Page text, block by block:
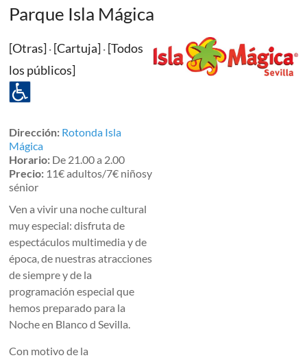
Parque Isla Mágica
[Otras] · [Cartuja] · [Todos
los públicos]
Dirección: Rotonda Isla
Mágica
Horario: De 21.00 a 2.00
Precio: 11€ adultos/7€ niñosy
sénior
Ven a vivir una noche cultural
muy especial: disfruta de
espectáculos multimedia y de
época, de nuestras atracciones
de siempre y de la
programación especial que
hemos preparado para la
Noche en Blanco d Sevilla.
Con motivo de la